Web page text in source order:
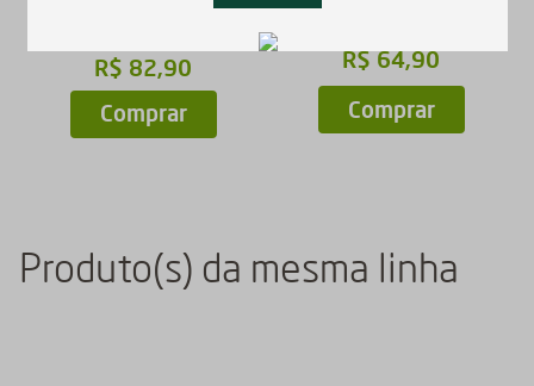
R$ 82,90
Comprar
R$ 64,90
Comprar
Produto(s) da mesma linha